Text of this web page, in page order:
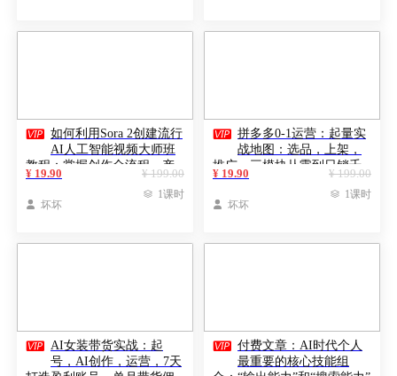
 如何利用Sora 2创建流行
AI人工智能视频大师班
教程：掌握创作全流程，产
出百万播放内容
¥ 199.00
¥ 19.90
 坏坏
 1课时
 拼多多0-1运营：起量实
战地图：选品，上架，
推广，三模块从零到日销千
单
¥ 199.00
¥ 19.90
 坏坏
 1课时
 AI女装带货实战：起
号，AI创作，运营，7天
 付费文章：AI时代个人
最重要的核心技能组